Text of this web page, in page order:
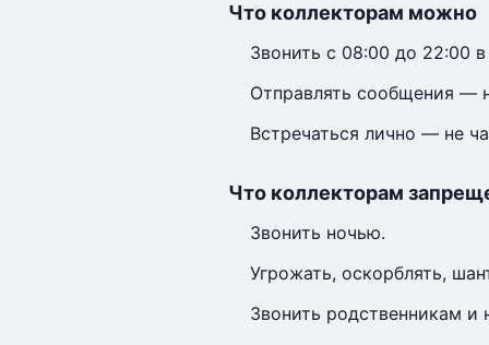
Что коллекторам можно
Звонить с 08:00 до 22:00
Отправлять сообщения —
Встречаться лично — не
Что коллекторам
Звонить ночью.
Угрожать, оскорблять,
Звонить родственникам и